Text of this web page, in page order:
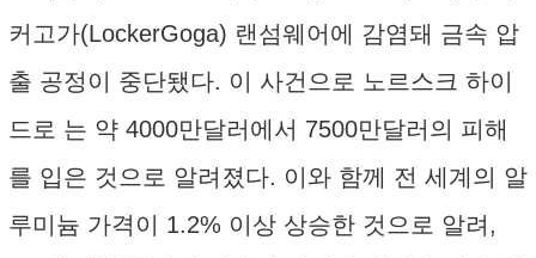
커고가(LockerGoga) 랜섬웨어에 감염돼 금속 압
출 공정이 중단됐다. 이 사건으로 노르스크 하이
드로 는 약 4000만달러에서 7500만달러의 피해
를 입은 것으로 알려졌다. 이와 함께 전 세계의 알
루미늄 가격이 1.2% 이상 상승한 것으로 알려,